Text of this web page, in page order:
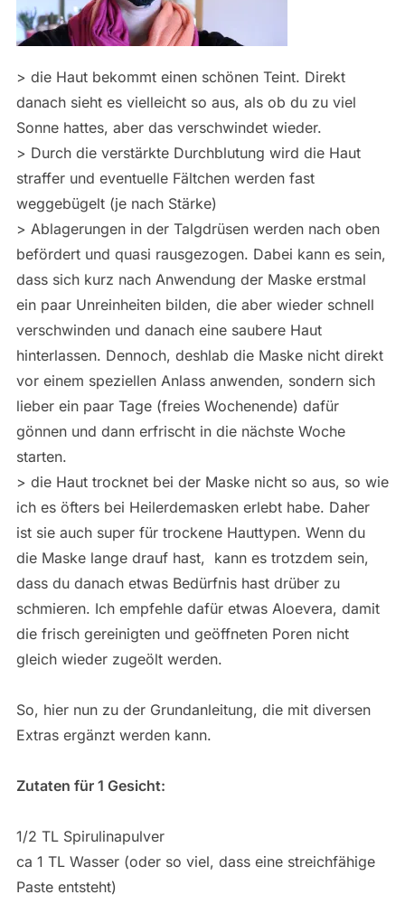
> die Haut bekommt einen schönen Teint. Direkt
danach sieht es vielleicht so aus, als ob du zu viel
Sonne hattes, aber das verschwindet wieder.
> Durch die verstärkte Durchblutung wird die Haut
straffer und eventuelle Fältchen werden fast
weggebügelt (je nach Stärke)
> Ablagerungen in der Talgdrüsen werden nach oben
befördert und quasi rausgezogen. Dabei kann es sein,
dass sich kurz nach Anwendung der Maske erstmal
ein paar Unreinheiten bilden, die aber wieder schnell
verschwinden und danach eine saubere Haut
hinterlassen. Dennoch, deshlab die Maske nicht direkt
vor einem speziellen Anlass anwenden, sondern sich
lieber ein paar Tage (freies Wochenende) dafür
gönnen und dann erfrischt in die nächste Woche
starten.
> die Haut trocknet bei der Maske nicht so aus, so wie
ich es öfters bei Heilerdemasken erlebt habe. Daher
ist sie auch super für trockene Hauttypen. Wenn du
die Maske lange drauf hast, kann es trotzdem sein,
dass du danach etwas Bedürfnis hast drüber zu
schmieren. Ich empfehle dafür etwas Aloevera, damit
die frisch gereinigten und geöffneten Poren nicht
gleich wieder zugeölt werden.
So, hier nun zu der Grundanleitung, die mit diversen
Extras ergänzt werden kann.
Zutaten für 1 Gesicht:
1/2 TL Spirulinapulver
ca 1 TL Wasser (oder so viel, dass eine streichfähige
Paste entsteht)